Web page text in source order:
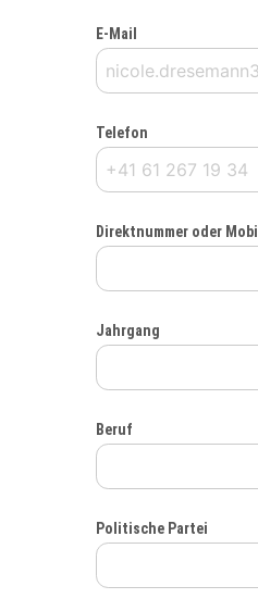
E-Mail
Telefon
Direktnummer oder Mobil
Jahrgang
Beruf
Politische Partei